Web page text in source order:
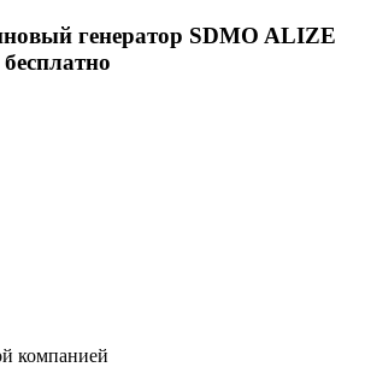
генератор SDMO ALIZE
компанией